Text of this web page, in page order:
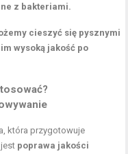
z bakteriami.
cieszyć się pysznymi
wysoką jakość po
która przygotowuje
poprawa jakości